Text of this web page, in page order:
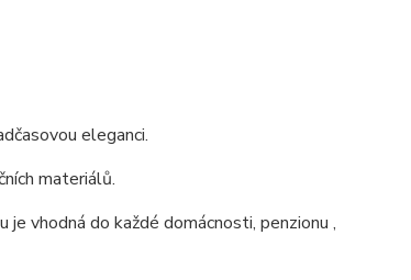
eleganci.
materiálů.
vhodná do každé domácnosti, penzionu ,